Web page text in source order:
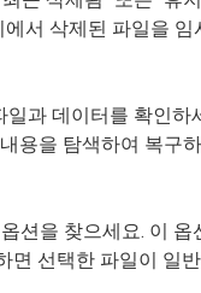
서 삭제된 파일을
과 데이터를 확인하
용을 탐색하여 복구
션을 찾으세요. 이
면 선택한 파일이 일